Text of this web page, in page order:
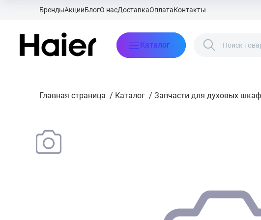
БрендыАкцииБлогО насДоставкаОплатаКонтакты
Каталог
Главная страница / Каталог / Запчасти для духовых